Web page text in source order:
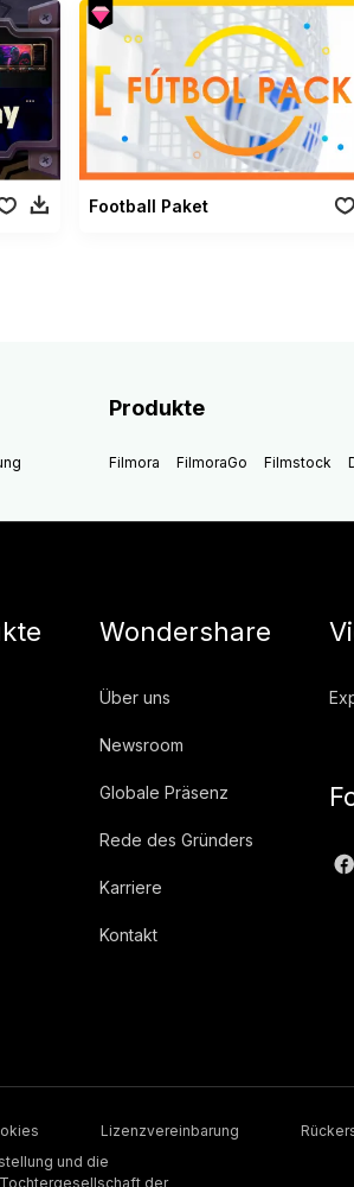
Football Paket
Produkte
Filmora FilmoraGo Filmstock
Wondershare
Über uns
Newsroom
Globale Präsenz
Rede des Gründers
Karriere
Kontakt
Lizenzvereinbarung
und die
der